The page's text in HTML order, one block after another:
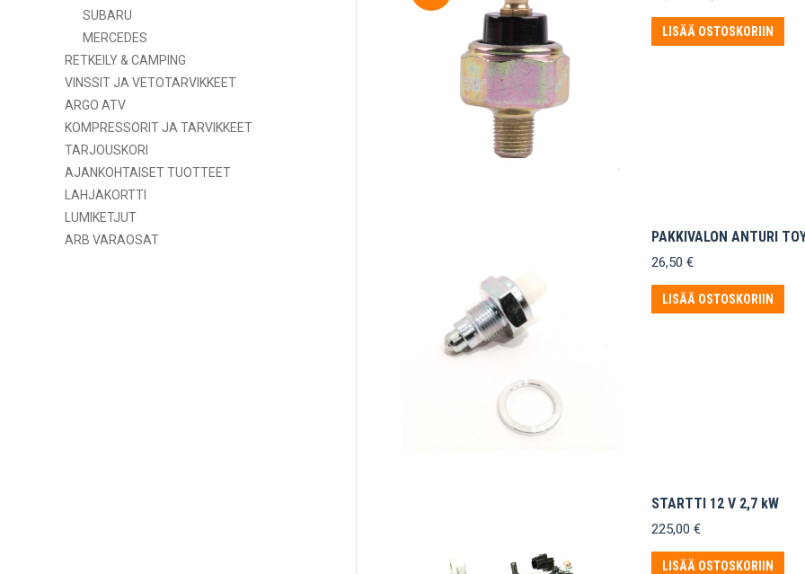
oli:
29,75 €.
on:
19,00 €.
LISÄÄ OSTOSKORIIN
PAKKIVALON ANTURI
26,50 €
LISÄÄ OSTOSKORIIN
STARTTI 12 V 2,7 kW
225,00 €
LISÄÄ OSTOSKORIIN
SUBARU
MERCEDES
RETKEILY & CAMPING
VINSSIT JA VETOTARVIKKEET
ARGO ATV
KOMPRESSORIT JA TARVIKKEET
TARJOUSKORI
AJANKOHTAISET TUOTTEET
LAHJAKORTTI
LUMIKETJUT
ARB VARAOSAT